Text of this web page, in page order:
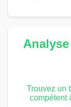
Trouvez un
compétent